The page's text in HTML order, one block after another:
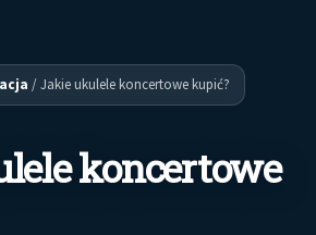
/Jakie ukulele koncertowe kupić?
koncertowe